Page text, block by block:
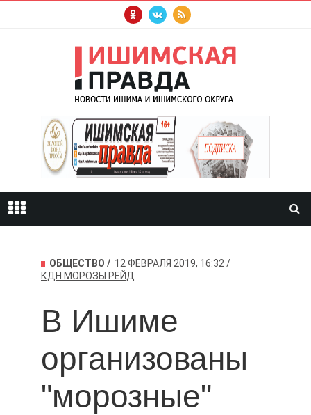
ОБЩЕСТВО
12 ФЕВРАЛЯ 2019, 16:32
КДН МОРОЗЫ РЕЙД
В Ишиме
организованы
"морозные"